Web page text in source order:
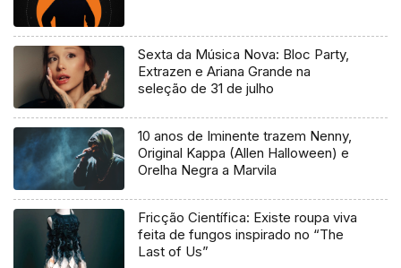
Sexta da Música Nova: Bloc Party,
Extrazen e Ariana Grande na
seleção de 31 de julho
10 anos de Iminente trazem Nenny,
Original Kappa (Allen Halloween) e
Orelha Negra a Marvila
Fricção Científica: Existe roupa viva
feita de fungos inspirado no “The
Last of Us”